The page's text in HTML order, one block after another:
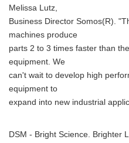
Melissa Lutz,
Business Director Somos(R).
machines produce
parts 2 to 3 times faster than
equipment. We
can't wait to develop high
equipment to
expand into new industrial
DSM - Bright Science. Brighter